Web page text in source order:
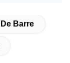
Barre